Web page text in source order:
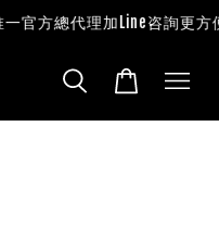
官方總代理加Line咨詢更方便